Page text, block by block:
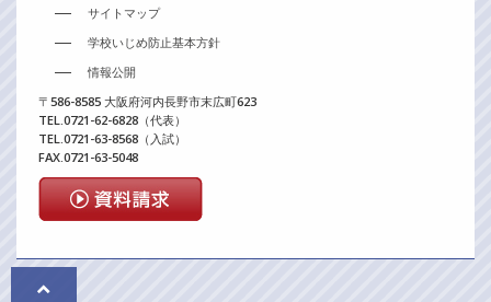
〒586-8585 大阪府河内長野市末広町623
TEL.0721-62-6828（代表）
TEL.0721-63-8568（入試）
FAX.0721-63-5048
サイトマップ
学校いじめ防止基本方針
情報公開